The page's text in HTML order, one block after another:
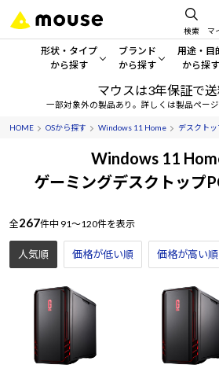
検索 マ
形状・タイプ
から探す
形状・タイプから探す をすべてみる
デスクトップPC
サーバー
ワークステーション
ディスプレイ
Windows 11
ブランド
から探す
mouse
G TUNE
MousePro
Copilot+ PC
用途・目
から探す
一般向
ゲーミ
クリエ
学習向
スペッ
AIおす
Windows
マウスは3年保証で
一部対象外の製品あり。詳しくは製品ペー
HOME OSから探す Windows 11 Home デスクト
Windows 11
ゲーミングデスクトップ
全267件中 91～120件を表示
人気順 価格が低い順 価格が高い順